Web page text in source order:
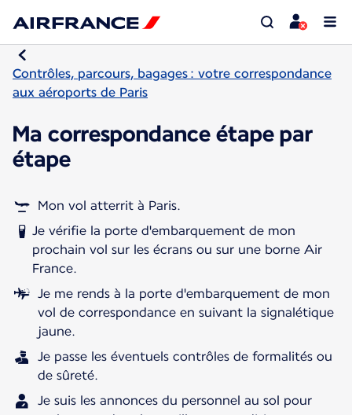
Contrôles, parcours, bagages : votre correspondance
aux aéroports de Paris
Ma correspondance étape par
étape
Mon vol atterrit à Paris.
Je vérifie la porte d'embarquement de mon
prochain vol sur les écrans ou sur une borne Air
France.
Je me rends à la porte d'embarquement de mon
vol de correspondance en suivant la signalétique
jaune.
Je passe les éventuels contrôles de formalités ou
de sûreté.
Je suis les annonces du personnel au sol pour